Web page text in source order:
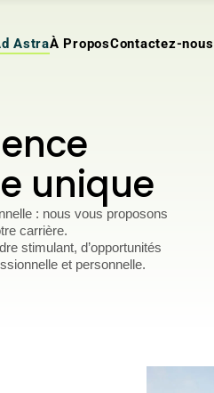
AstraÀ ProposContactez-nous
unique
: nous vous proposons
carrière.
stimulant, d’opportunités
et personnelle.